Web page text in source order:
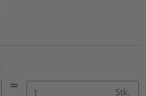
Stk.